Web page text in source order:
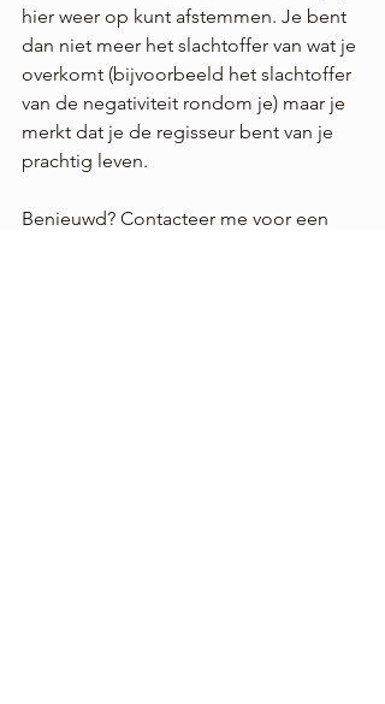
hier weer op kunt afstemmen. Je bent
dan niet meer het slachtoffer van wat je
overkomt (bijvoorbeeld het slachtoffer
van de negativiteit rondom je) maar je
merkt dat je de regisseur bent van je
prachtig leven.
Benieuwd? Contacteer me voor een